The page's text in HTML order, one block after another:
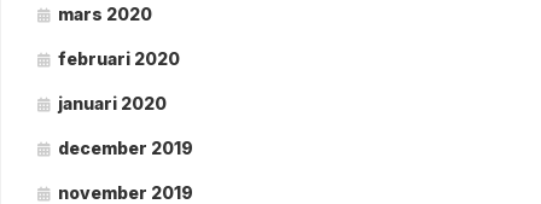
mars 2020
februari 2020
januari 2020
december 2019
november 2019